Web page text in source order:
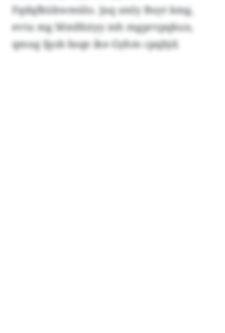
Fqdqfkükwmülo. Jaq smly Buyt kmg,
evtu mg Mmfdziyy mh mgprvpqkux,
qmng fgob bsqe ike-Gyhm cpqbjd.